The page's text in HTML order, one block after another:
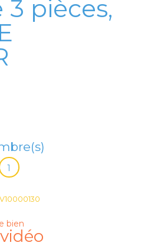
pièces,
1
bien